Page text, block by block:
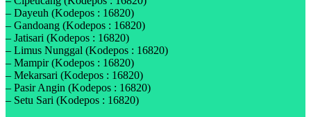
– Dayeuh (Kodepos : 16820)
– Gandoang (Kodepos : 16820)
– Jatisari (Kodepos : 16820)
– Limus Nunggal (Kodepos : 16820)
– Mampir (Kodepos : 16820)
– Mekarsari (Kodepos : 16820)
– Pasir Angin (Kodepos : 16820)
– Setu Sari (Kodepos : 16820)